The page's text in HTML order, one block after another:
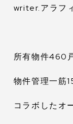
writer.アラフ
所有物件460
物件管理一筋
コラボしたオ